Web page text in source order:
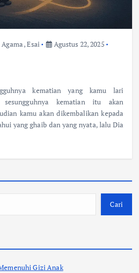
Agama,Esai
Agustus 22, 2025
kematian yang kamu lari
sesungguhnya kematian itu akan
kamu akan dikembalikan kepada
yang ghaib dan yang nyata, lalu Dia
Cari
Gizi Anak